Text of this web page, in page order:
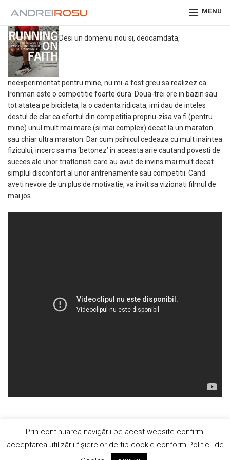
MENU
Desi un domeniu nou si, deocamdata,
neexperimentat pentru mine, nu mi-a fost greu sa realizez ca
Ironman este o competitie foarte dura. Doua-trei ore in bazin sau
tot atatea pe bicicleta, la o cadenta ridicata, imi dau de inteles
destul de clar ca efortul din competitia propriu-zisa va fi (pentru
mine) unul mult mai mare (si mai complex) decat la un maraton
sau chiar ultra maraton. Dar cum psihicul cedeaza cu mult inaintea
fizicului, incerc sa ma ‘betonez’ in aceasta arie cautand povesti de
succes ale unor triatlonisti care au avut de invins mai mult decat
simplul disconfort al unor antrenamente sau competitii. Cand
aveti nevoie de un plus de motivatie, va invit sa vizionati filmul de
mai jos…
Contact
Site de84colors
Prin continuarea navigării pe acest website confirmi
acceptarea utilizării fişierelor de tip cookie conform Politicii de